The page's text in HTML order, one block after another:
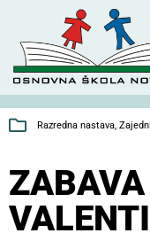
Razredna nastava,